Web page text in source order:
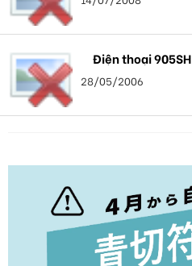
Điện thoại 905SH
28/05/2006